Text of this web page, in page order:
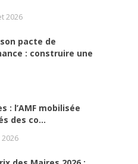
2026
pacte de
: construire une
: l’AMF mobilisée
des co...